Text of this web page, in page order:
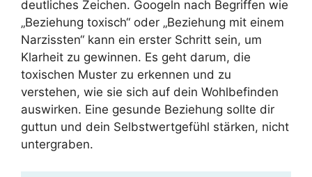
deutliches Zeichen. Googeln nach Begriffen wie
„Beziehung toxisch“ oder „Beziehung mit einem
Narzissten“ kann ein erster Schritt sein, um
Klarheit zu gewinnen. Es geht darum, die
toxischen Muster zu erkennen und zu
verstehen, wie sie sich auf dein Wohlbefinden
auswirken. Eine gesunde Beziehung sollte dir
guttun und dein Selbstwertgefühl stärken, nicht
untergraben.